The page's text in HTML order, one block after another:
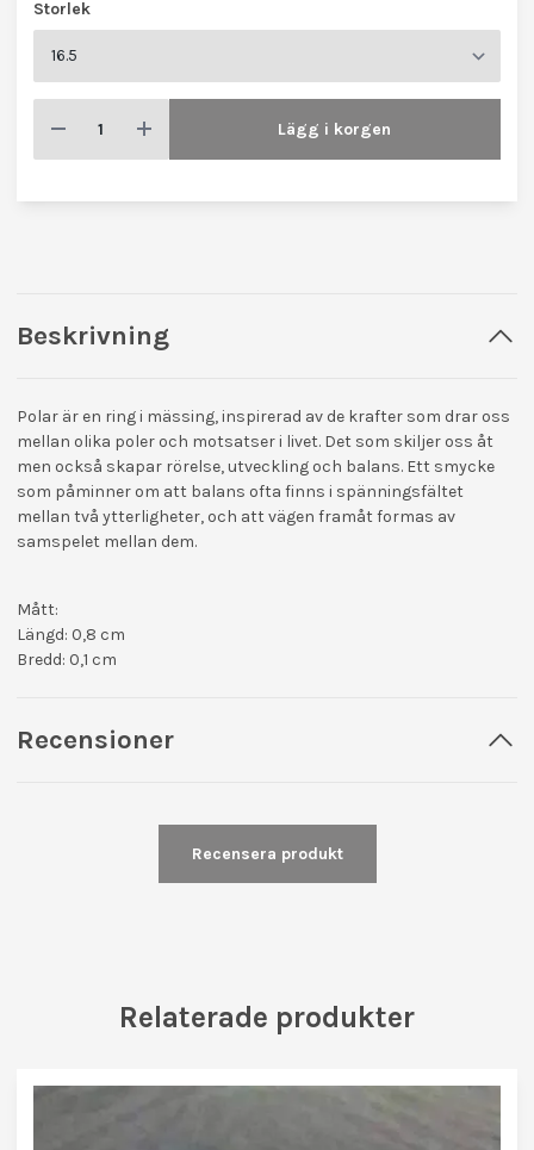
Storlek
Lägg i korgen
Beskrivning
Polar är en ring i mässing, inspirerad av de krafter som drar oss
mellan olika poler och motsatser i livet. Det som skiljer oss åt
men också skapar rörelse, utveckling och balans. Ett smycke
som påminner om att balans ofta finns i spänningsfältet
mellan två ytterligheter, och att vägen framåt formas av
samspelet mellan dem.
Mått:
Längd: 0,8 cm
Bredd: 0,1 cm
Recensioner
Recensera produkt
Relaterade produkter